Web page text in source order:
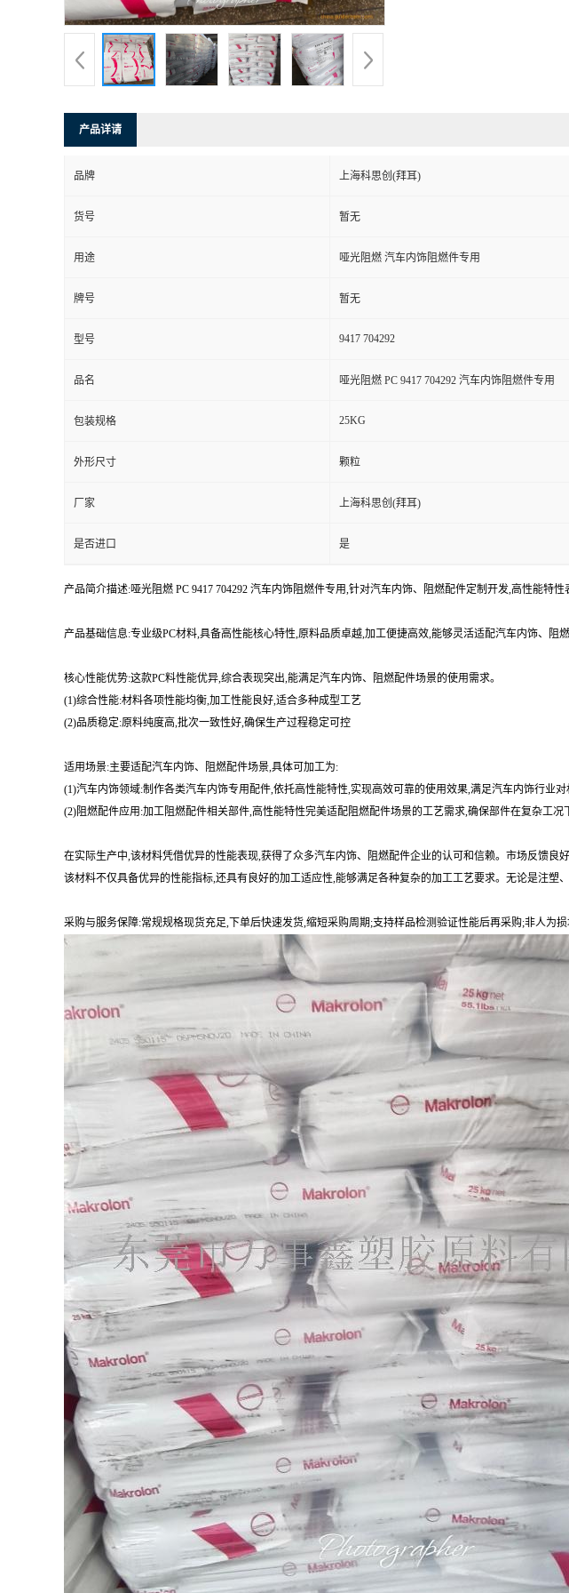
产品详请
品牌 上海科思创(拜耳)
货号 暂无
用途 哑光阻燃 汽车内饰阻燃件专用
牌号 暂无
型号 9417 704292
品名 哑光阻燃 PC 9417 704292 汽车内饰阻燃件专用
包装规格 25KG
外形尺寸 颗粒
厂家 上海科思创(拜耳)
是否进口 是
产品简介描述:哑光阻燃 PC 9417 704292 汽车内饰阻燃件专用,针对汽车内饰、阻燃配件定制开发,高性能特性
产品基础信息:专业级PC材料,具备高性能核心特性,原料品质卓越,加工便捷高效,能够灵活适配汽车内饰、
核心性能优势:这款PC料性能优异,综合表现突出,能满足汽车内饰、阻燃配件场景的使用需求。
(1)综合性能:材料各项性能均衡,加工性能良好,适合多种成型工艺
(2)品质稳定:原料纯度高,批次一致性好,确保生产过程稳定可控
适用场景:主要适配汽车内饰、阻燃配件场景,具体可加工为:
(1)汽车内饰领域:制作各类汽车内饰专用配件,依托高性能特性,实现高效可靠的使用效果,满足汽车内饰行业
(2)阻燃配件应用:加工阻燃配件相关部件,高性能特性完美适配阻燃配件场景的工艺需求,确保部件在复杂工
在实际生产中,该材料凭借优异的性能表现,获得了众多汽车内饰、阻燃配件企业的认可和信赖。市场反馈良
该材料不仅具备优异的性能指标,还具有良好的加工适应性,能够满足各种复杂的加工工艺要求。无论是注
采购与服务保障:常规规格现货充足,下单后快速发货,缩短采购周期;支持样品检测验证性能后再采购;非人